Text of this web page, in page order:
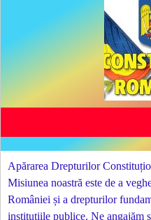
Apărarea Drepturilor
Misiunea noastră este de a
României și a drepturilor
instituțiile publice. Ne angajăm